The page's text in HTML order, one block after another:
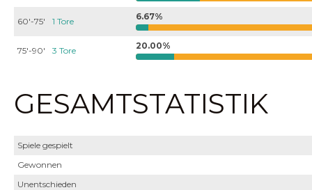
60'-75' 1 Tore 6.67%
75'-90' 3 Tore 20.00%
GESAMTSTATISTIK
Spiele gespielt
Gewonnen
Unentschieden